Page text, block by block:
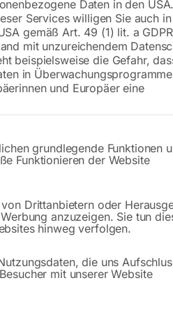
zzgl.Versandkosten
ca. 2 - 3 Tage
beachten Sie: Die Versandkosten
In den
Sie haben
Gerne
Daten in den
Services willigen Sie auch
gemäß Art. 49 (1) lit. a
mit unzureichendem
beispielsweise die Gefahr,
in
und Europäer eine
für die eine Einwilligung erteilt
grundlegende Funktionen
Funktionieren der Website
Drittanbietern oder
anzuzeigen. Sie tun
hinweg verfolgen.
die uns
mit unserer Website